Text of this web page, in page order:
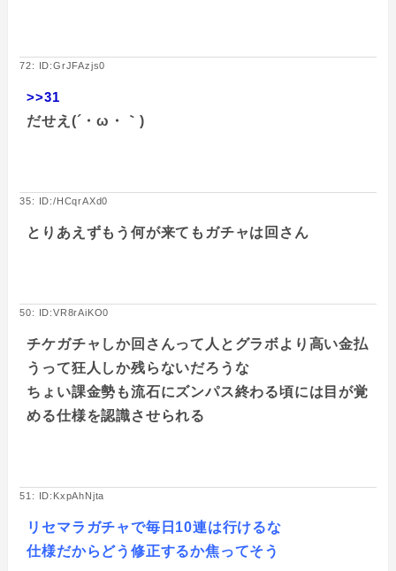
72: ID:GrJFAzjs0
>>31
だせえ(´・ω・｀)
35: ID:/HCqrAXd0
とりあえずもう何が来てもガチャは回さん
50: ID:VR8rAiKO0
チケガチャしか回さんって人とグラボより高い金払
うって狂人しか残らないだろうな
ちょい課金勢も流石にズンパス終わる頃には目が覚
める仕様を認識させられる
51: ID:KxpAhNjta
リセマラガチャで毎日10連は行けるな
仕様だからどう修正するか焦ってそう